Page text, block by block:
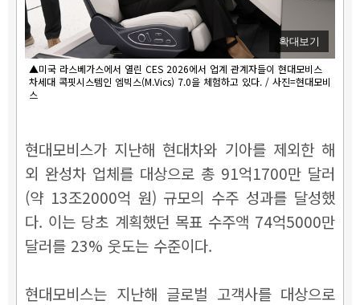
확대보기
▲미국 라스베가스에서 열린 CES 2026에서 업계 관계자들이 현대모비스
차세대 콕핏시스템인 엠빅스(M.Vics) 7.0을 체험하고 있다. / 사진=현대모비
스
현대모비스가 지난해 현대차와 기아를 제외한 해
외 완성차 업체를 대상으로 총 91억1700만 달러
(약 13조2000억 원) 규모의 수주 성과를 달성했
다. 이는 당초 계획했던 목표 수주액 74억5000만
달러를 23% 웃도는 수준이다.
현대모비스는 지난해 글로벌 고객사를 대상으로